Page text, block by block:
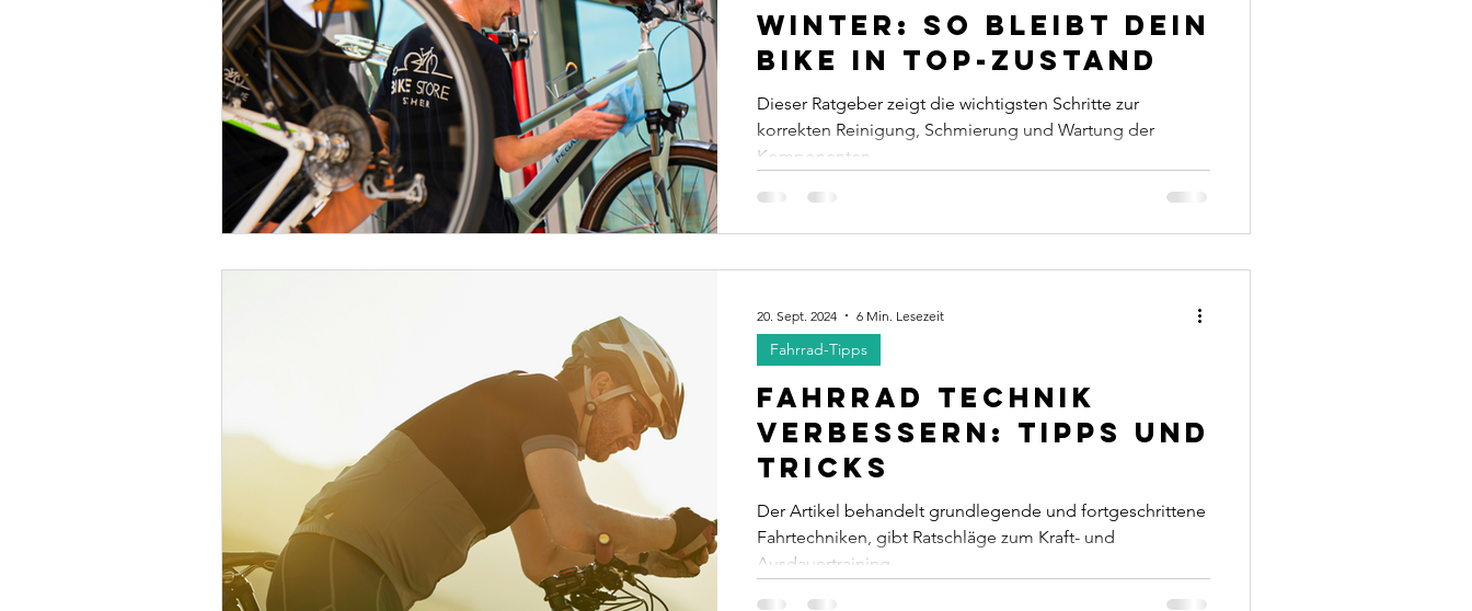
Winter: So bleibt dein
Bike in Top-Zustand
Dieser Ratgeber zeigt die wichtigsten Schritte zur
korrekten Reinigung, Schmierung und Wartung der
Komponenten.
Fahrrad Technik
verbessern: Tipps und
Tricks
Der Artikel behandelt grundlegende und fortgeschrittene
Fahrtechniken, gibt Ratschläge zum Kraft- und
Ausdauertraining.
Fahrrad-Tipps
20. Sept. 2024 6 Min. Lesezeit